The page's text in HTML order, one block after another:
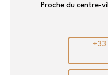
Proche du centre-
+33